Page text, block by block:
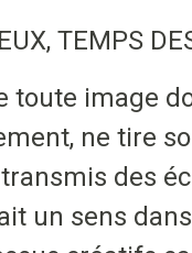
TEMPS
toute image
ne tire
des
un sens